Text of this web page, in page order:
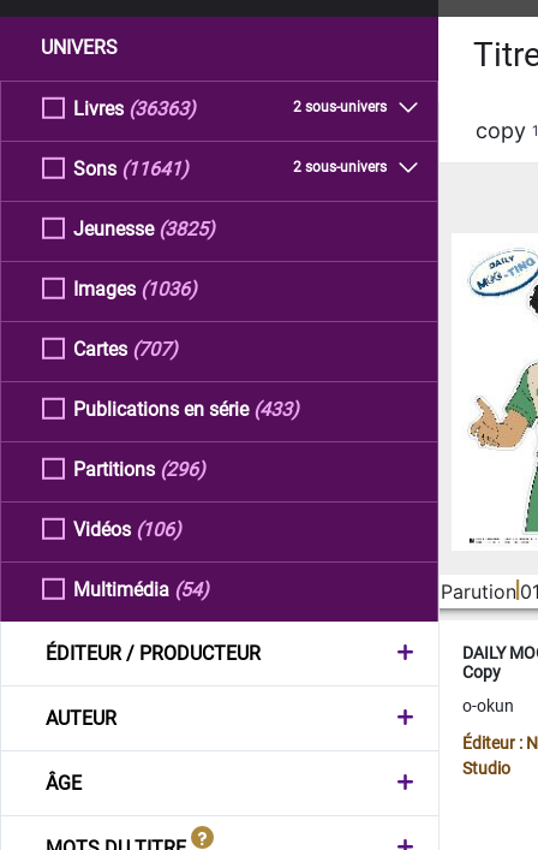
UNIVERS
Livres 2 sous-univers
(36363)
Sons 2 sous-univers
(11641)
Jeunesse (3825)
Images (1036)
Cartes (707)
Publications en série (433)
Partitions (296)
Vidéos (106)
Multimédia (54)
ÉDITEUR / PRODUCTEUR
AUTEUR
ÂGE
copy
Parution
DAILY
Copy
o-okun
Éditeur :
Studio